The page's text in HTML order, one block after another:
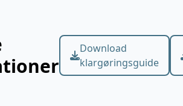
Download
klargøringsguide